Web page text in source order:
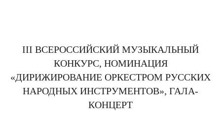
III ВСЕРОССИЙСКИЙ МУЗЫКАЛЬНЫЙ
КОНКУРС, НОМИНАЦИЯ
«ДИРИЖИРОВАНИЕ ОРКЕСТРОМ РУССКИХ
НАРОДНЫХ ИНСТРУМЕНТОВ», ГАЛА-
КОНЦЕРТ